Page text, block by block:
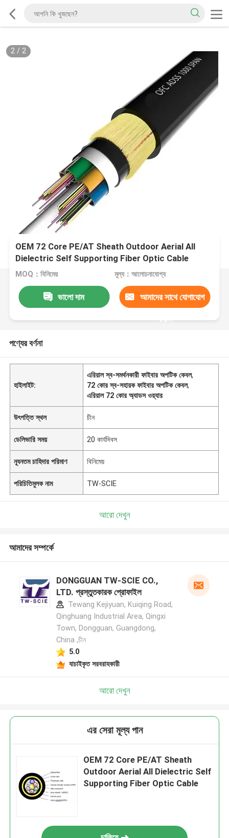
2/ 2
OEM 72 Core PE/AT Sheath Outdoor Aerial All
Dielectric Self Supporting Fiber Optic Cable
MOQ：বিনিমেয় মূল্য：আলোচনাযোগ্য
ভালো দাম আমাদের সাথে যোগাযোগ
করুন
পণ্যের বর্ণনা
হাইলাইট:
এরিয়াল স্ব-সমর্থনকারী ফাইবার অপটিক কেবল,
72 কোর স্ব-সহায়ক ফাইবার অপটিক কেবল,
এরিয়াল 72 কোর অ্যাডস ওয়্যার
উৎপত্তি স্থল চীন
ডেলিভারি সময় 20 কার্যদিবস
ন্যূনতম চাহিদার পরিমাণ বিনিমেয়
পরিচিতিমুলক নাম TW-SCIE
আরো দেখুন
আমাদের সম্পর্কে
DONGGUAN TW-SCIE CO.,
LTD. প্রস্তুতকারক প্রোফাইল
Tewang Kejiyuan, Kuiqing Road,
Qinghuang Industrial Area, Qingxi
Town, Dongguan, Guangdong,
China ,চীন
5.0
যাচাইকৃত সরবরাহকারী
আরো দেখুন
এর সেরা মূল্য পান
OEM 72 Core PE/AT Sheath
Outdoor Aerial All Dielectric Self
Supporting Fiber Optic Cable